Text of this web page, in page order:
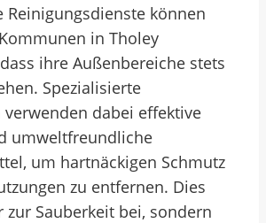
Reinigungsdienste können
in Tholey
ihre Außenbereiche stets
Spezialisierte
dabei effektive
umweltfreundliche
um hartnäckigen Schmutz
zu entfernen. Dies
Sauberkeit bei, sondern